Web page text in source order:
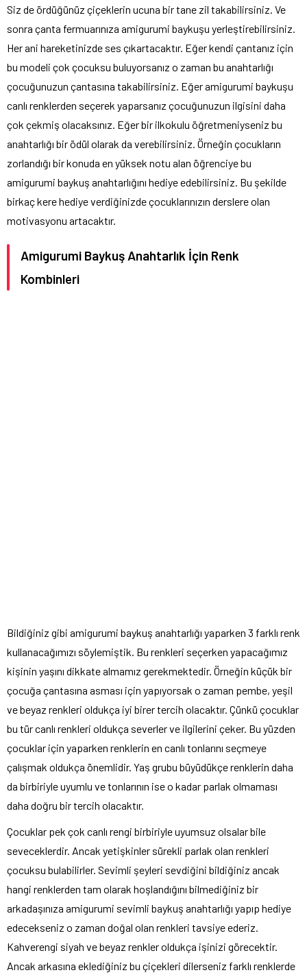
Siz de ördüğünüz çiçeklerin ucuna bir tane zil takabilirsiniz. Ve
sonra çanta fermuarınıza amigurumi baykuşu yerleştirebilirsiniz.
Her ani hareketinizde ses çıkartacaktır. Eğer kendi çantanız için
bu modeli çok çocuksu buluyorsanız o zaman bu anahtarlığı
çocuğunuzun çantasına takabilirsiniz. Eğer amigurumi baykuşu
canlı renklerden seçerek yaparsanız çocuğunuzun ilgisini daha
çok çekmiş olacaksınız. Eğer bir ilkokulu öğretmeniyseniz bu
anahtarlığı bir ödül olarak da verebilirsiniz. Örneğin çocukların
zorlandığı bir konuda en yüksek notu alan öğrenciye bu
amigurumi baykuş anahtarlığını hediye edebilirsiniz. Bu şekilde
birkaç kere hediye verdiğinizde çocuklarınızın derslere olan
motivasyonu artacaktır.
Amigurumi Baykuş Anahtarlık İçin Renk
Kombinleri
Bildiğiniz gibi amigurumi baykuş anahtarlığı yaparken 3 farklı renk
kullanacağımızı söylemiştik. Bu renkleri seçerken yapacağımız
kişinin yaşını dikkate almamız gerekmektedir. Örneğin küçük bir
çocuğa çantasına asması için yapıyorsak o zaman pembe, yeşil
ve beyaz renkleri oldukça iyi birer tercih olacaktır. Çünkü çocuklar
bu tür canlı renkleri oldukça severler ve ilgilerini çeker. Bu yüzden
çocuklar için yaparken renklerin en canlı tonlarını seçmeye
çalışmak oldukça önemlidir. Yaş grubu büyüdükçe renklerin daha
da birbiriyle uyumlu ve tonlarının ise o kadar parlak olmaması
daha doğru bir tercih olacaktır.
Çocuklar pek çok canlı rengi birbiriyle uyumsuz olsalar bile
seveceklerdir. Ancak yetişkinler sürekli parlak olan renkleri
çocuksu bulabilirler. Sevimli şeyleri sevdiğini bildiğiniz ancak
hangi renklerden tam olarak hoşlandığını bilmediğiniz bir
arkadaşınıza amigurumi sevimli baykuş anahtarlığı yapıp hediye
edecekseniz o zaman doğal olan renkleri tavsiye ederiz.
Kahverengi siyah ve beyaz renkler oldukça işinizi görecektir.
Ancak arkasına eklediğiniz bu çiçekleri dilerseniz farklı renklerde